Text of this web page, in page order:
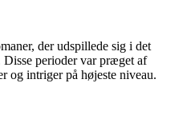
der udspillede sig i det
Disse perioder var præget af
og intriger på højeste niveau.